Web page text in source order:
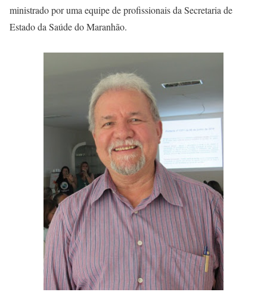
ministrado por uma equipe de profissionais da Secretaria de
Estado da Saúde do Maranhão.